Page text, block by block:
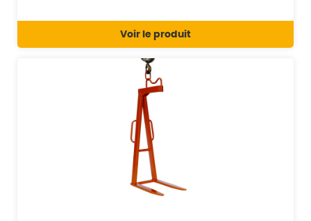
Voir le produit